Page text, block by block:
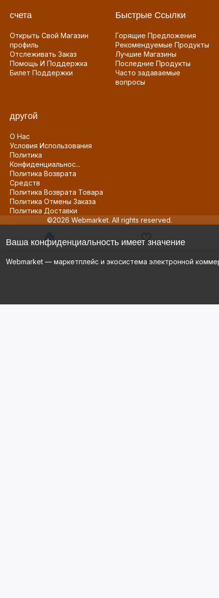
счета
Открыть Свой Магазин
профиль
Отслеживать Заказ
Помощь И Поддержка
Билет Поддержки
Быстрые Ссылки
Горящие Предложения
Рекомендуемые Продукты
Лучшие Магазины
Последние Продукты
Часто задаваемые
вопросы
другой
О Нас
Условия Использования
Политика
Конфиденциальнос...
Политика Возврата
Средств
Политика Возврата Товара
Политика Отмены Заказа
Политика Доставки
©2026 Webmarket. All rights reserved.
Ваша конфиденциальность имеет значение
Webmarket — маркетплейс и экосистема электронной